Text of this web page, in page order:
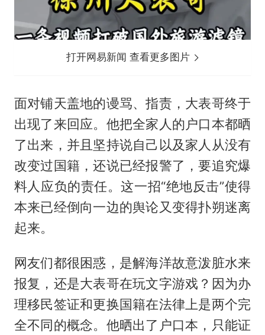
打开网易新闻 查看更多图片
面对铺天盖地的谩骂、指责，大表哥终于
出现了来回应。他把全家人的户口本都晒
了出来，并且坚持说自己以及家人从没有
改变过国籍，还说已经报警了，要追究爆
料人应负的责任。这一招“绝地反击”使得
本来已经倒向一边的舆论又变得扑朔迷离
起来。
网友们都很困惑，是解海洋故意泼脏水来
报复，还是大表哥在玩文字游戏？因为办
理移民签证和更换国籍在法律上是两个完
全不同的概念。他晒出了户口本，只能证